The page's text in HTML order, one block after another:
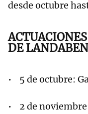
desde octubre
DE
• 5 de octubre:
• 2 de